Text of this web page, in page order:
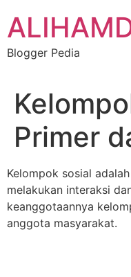
content
Blogger Pedia
Primer
Kelompok sosial
melakukan interaksi
keanggotaannya
anggota masyarakat.